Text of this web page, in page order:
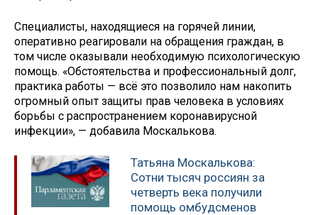
Специалисты, находящиеся на горячей линии,
оперативно реагировали на обращения граждан, в
том числе оказывали необходимую психологическую
помощь. «Обстоятельства и профессиональный долг,
практика работы — всё это позволило нам накопить
огромный опыт защиты прав человека в условиях
борьбы с распространением коронавирусной
инфекции», — добавила Москалькова.
Татьяна Москалькова:
Сотни тысяч россиян за
четверть века получили
помощь омбудсменов